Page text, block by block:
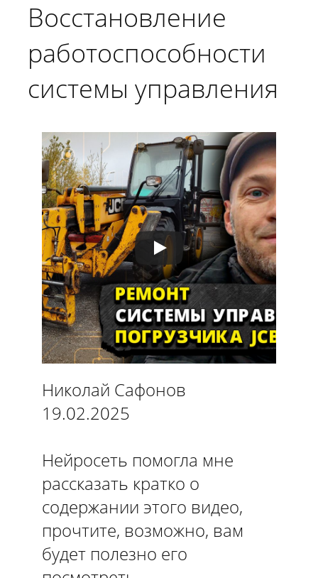
Восстановление
работоспособности
системы управления
телескопического
погрузчика JCB
Николай Сафонов
19.02.2025
Нейросеть помогла мне
рассказать кратко о
содержании этого видео,
прочтите, возможно, вам
будет полезно его